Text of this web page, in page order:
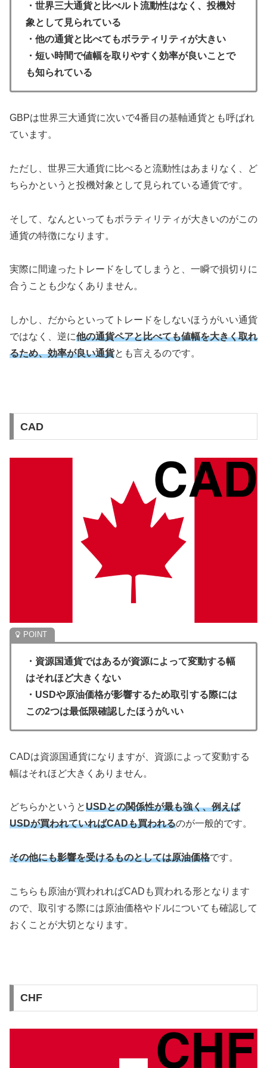
・世界三大通貨と比べルト流動性はなく、投機対
象として見られている
・他の通貨と比べてもボラティリティが大きい
・短い時間で値幅を取りやすく効率が良いことで
も知られている
GBPは世界三大通貨に次いで4番目の基軸通貨とも呼ばれ
ています。
ただし、世界三大通貨に比べると流動性はあまりなく、ど
ちらかというと投機対象として見られている通貨です。
そして、なんといってもボラティリティが大きいのがこの
通貨の特徴になります。
実際に間違ったトレードをしてしまうと、一瞬で損切りに
合うことも少なくありません。
しかし、だからといってトレードをしないほうがいい通貨
ではなく、逆に他の通貨ペアと比べても値幅を大きく取れ
るため、効率が良い通貨とも言えるのです。
CAD
・資源国通貨ではあるが資源によって変動する幅
はそれほど大きくない
・USDや原油価格が影響するため取引する際には
この2つは最低限確認したほうがいい
CADは資源国通貨になりますが、資源によって変動する
幅はそれほど大きくありません。
どちらかというとUSDとの関係性が最も強く、例えば
USDが買われていればCADも買われるのが一般的です。
その他にも影響を受けるものとしては原油価格です。
こちらも原油が買われればCADも買われる形となります
ので、取引する際には原油価格やドルについても確認して
おくことが大切となります。
CHF